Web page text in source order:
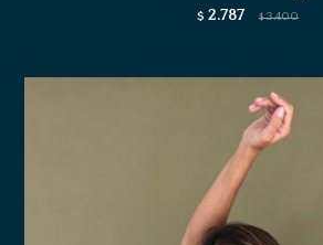
$ 2.787 $ 3.400